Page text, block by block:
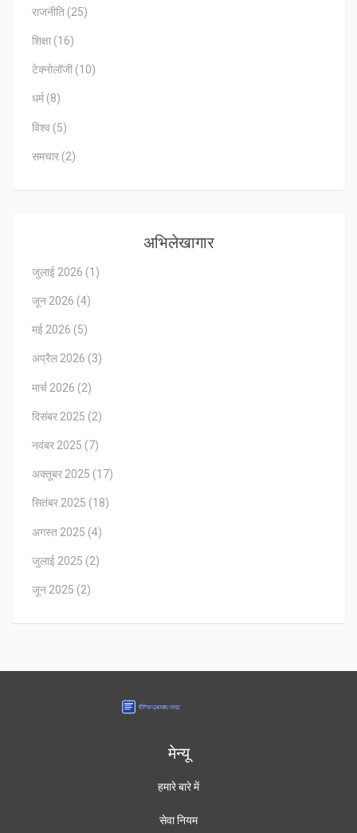
राजनीति (25)
शिक्षा (16)
टेक्नोलॉजी (10)
धर्म (8)
विश्व (5)
समचार (2)
अभिलेखागार
जुलाई 2026 (1)
जून 2026 (4)
मई 2026 (5)
अप्रैल 2026 (3)
मार्च 2026 (2)
दिसंबर 2025 (2)
नवंबर 2025 (7)
अक्तूबर 2025 (17)
सितंबर 2025 (18)
अगस्त 2025 (4)
जुलाई 2025 (2)
जून 2025 (2)
मेन्यू
हमारे बारे में
सेवा नियम